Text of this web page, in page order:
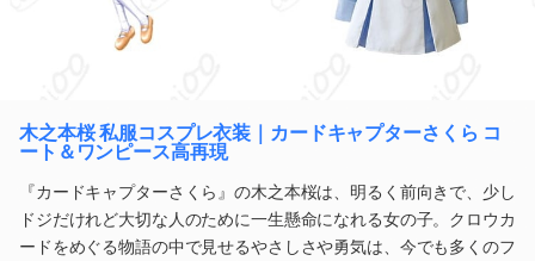
木之本桜 私服コスプレ衣装｜カードキャプターさくら コ
ート＆ワンピース高再現
『カードキャプターさくら』の木之本桜は、明るく前向きで、少し
ドジだけれど大切な人のために一生懸命になれる女の子。クロウカ
ードをめぐる物語の中で見せるやさしさや勇気は、今でも多くのフ